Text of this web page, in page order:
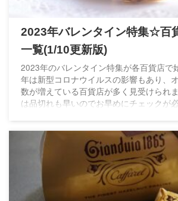
2023年バレンタイン特集☆百
一覧(1/10更新版)
2023年のバレンタイン特集が各百貨店で
年は新型コロナウイルスの影響もあり、
数が増えている百貨店が多く見受けられ
は品切れも早いのでお早めにチェックが